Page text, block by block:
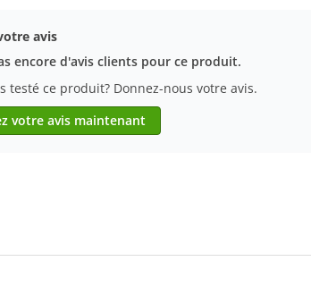
avis
encore d'avis clients pour ce produit.
testé ce produit? Donnez-nous votre avis.
votre avis maintenant